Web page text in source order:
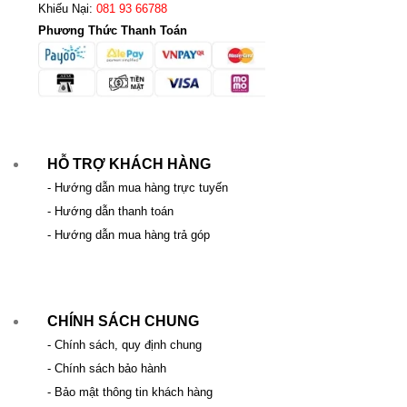
Khiếu Nại: 081 93 66788
Phương Thức Thanh Toán
HỖ TRỢ KHÁCH HÀNG
- Hướng dẫn mua hàng trực tuyến
- Hướng dẫn thanh toán
- Hướng dẫn mua hàng trả góp
CHÍNH SÁCH CHUNG
- Chính sách, quy định chung
- Chính sách bảo hành
- Bảo mật thông tin khách hàng